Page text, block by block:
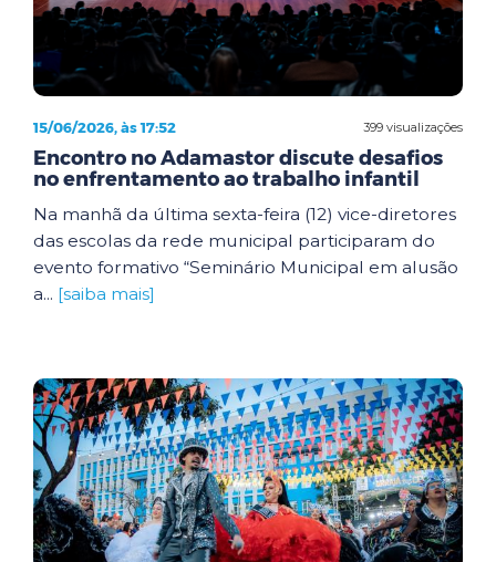
399 visualizações
15/06/2026, às 17:52
Encontro no Adamastor discute desafios
no enfrentamento ao trabalho infantil
Na manhã da última sexta-feira (12) vice-diretores
das escolas da rede municipal participaram do
evento formativo “Seminário Municipal em alusão
a... [saiba mais]